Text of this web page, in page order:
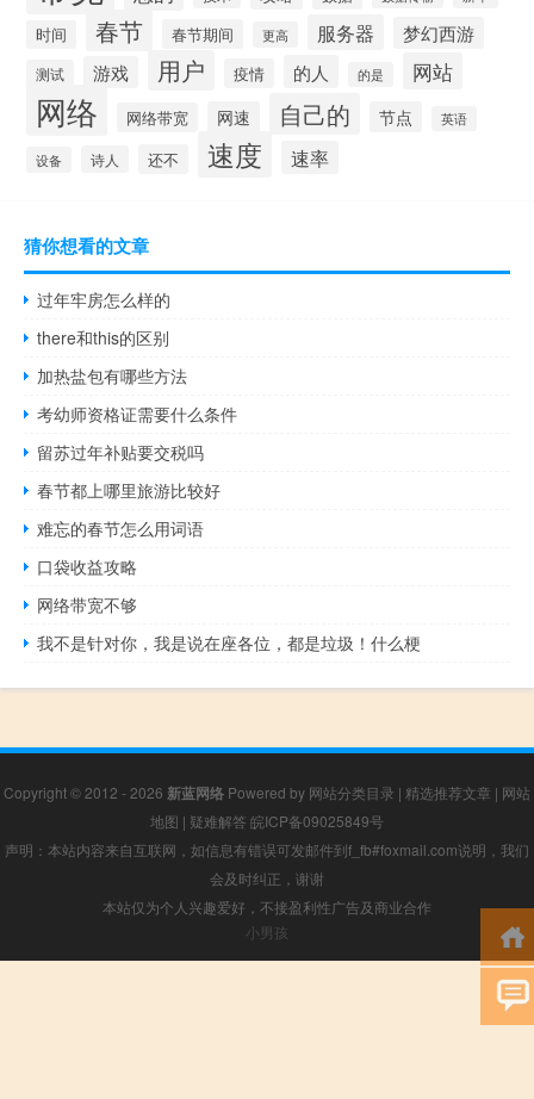
时间 春节 春节期间 更高 服务器 梦幻西游
测试 游戏 用户 疫情 的人 的是 网站
网络 网络带宽 网速 自己的 节点 英语
设备 诗人 还不 速度 速率
猜你想看的文章
过年牢房怎么样的
there和this的区别
加热盐包有哪些方法
考幼师资格证需要什么条件
留苏过年补贴要交税吗
春节都上哪里旅游比较好
难忘的春节怎么用词语
口袋收益攻略
网络带宽不够
我不是针对你，我是说在座各位，都是垃圾！什么梗
Copyright © 2012 - 2026 新蓝网络 Powered by 网站分类目录 | 精选推荐文章 | 网站
地图 | 疑难解答 皖ICP备09025849号
声明：本站内容来自互联网，如信息有错误可发邮件到f_fb#foxmail.com说明，我们
会及时纠正，谢谢
本站仅为个人兴趣爱好，不接盈利性广告及商业合作
小男孩